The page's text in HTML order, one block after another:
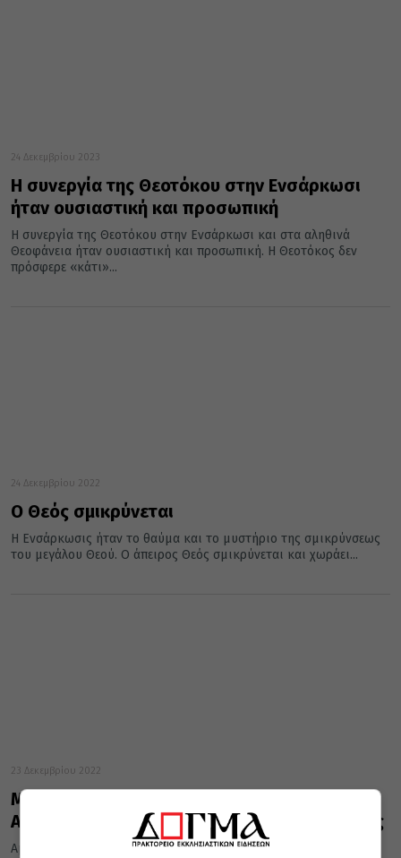
24 Δεκεμβρίου 2023
Η συνεργία της Θεοτόκου στην Ενσάρκωσι
ήταν ουσιαστική και προσωπική
Η συνεργία της Θεοτόκου στην Ενσάρκωσι και στα αληθινά
Θεοφάνεια ήταν ουσιαστική και προσωπική. Η Θεοτόκος δεν
πρόσφερε «κάτι»...
24 Δεκεμβρίου 2022
Ο Θεός σμικρύνεται
Η Ενσάρκωσις ήταν το θαύμα και το μυστήριο της σμικρύνσεως
του μεγάλου Θεού. Ο άπειρος Θεός σμικρύνεται και χωράει...
23 Δεκεμβρίου 2022
Μνημόσυνο για τους μακαριστούς Ιεράρχες
Αχελώου Ευθύμιο και Μαραθώνος Μελίτωνος
Αμφότεροι οι ιεράρχες συνδέθηκαν με την εκκλησιαστική